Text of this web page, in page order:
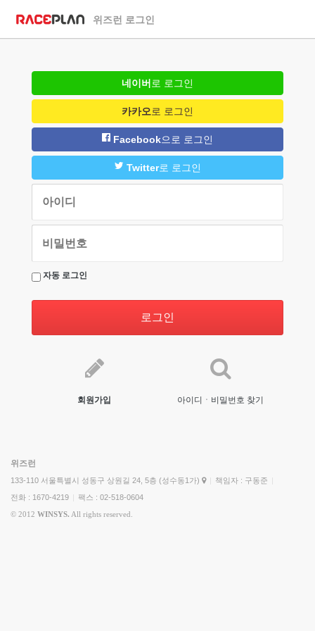
위즈런 로그인
네이버 로 로그인
카카오로 로그인
Facebook으로 로그인
Twitter로 로그인
자동 로그인
로그인
회원가입 아이디ㆍ비밀번호 찾기
위즈런
133-110 서울특별시 성동구 상원길 24, 5층 (성수동1가) 책임자 : 구동준
전화 : 1670-4219
팩스 : 02-518-0604
© 2012 WINSYS. All rights reserved.